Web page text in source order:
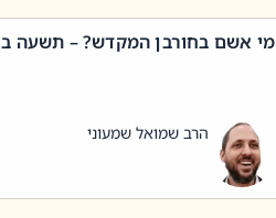
מי אשם בחורבן המקדש? – תשעה
הרב שמואל שמעוני